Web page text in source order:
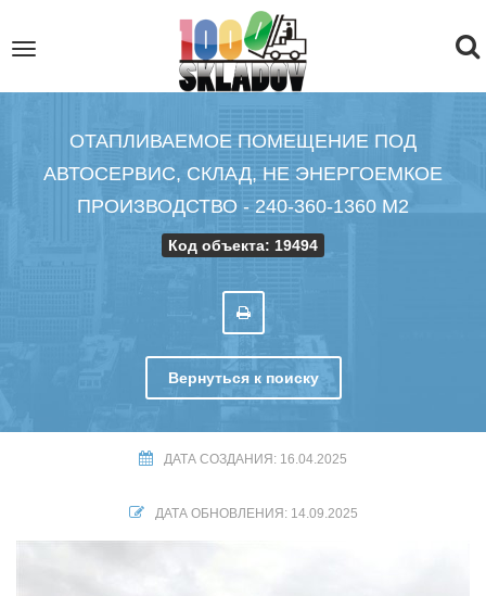
Toggle
ОТАПЛИВАЕМОЕ ПОМЕЩЕНИЕ ПОД
АВТОСЕРВИС, СКЛАД, НЕ ЭНЕРГОЕМКОЕ
ПРОИЗВОДСТВО - 240-360-1360 М2
Код объекта: 19494
Вернуться к поиску
ДАТА СОЗДАНИЯ: 16.04.2025
ДАТА ОБНОВЛЕНИЯ: 14.09.2025